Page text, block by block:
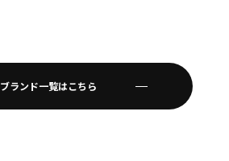
ブランド一覧はこちら